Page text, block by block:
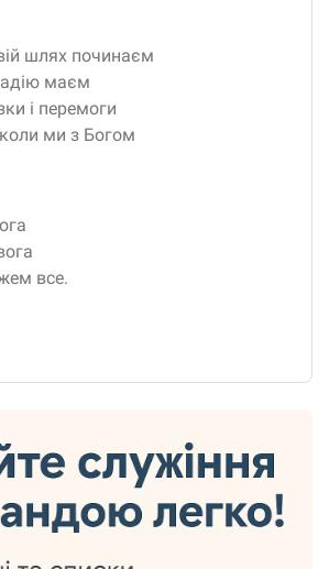
шлях починаєм
маєм
і перемоги
ми з Богом
все.